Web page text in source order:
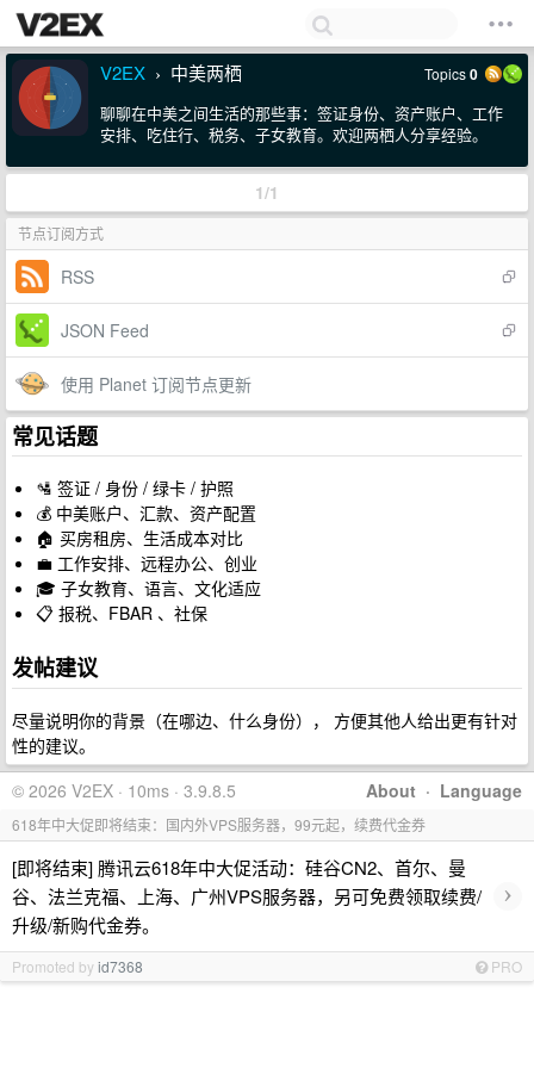
V2EX › 中美两栖 Topics0
聊聊在中美之间生活的那些事：签证身份、资产账户、工作
安排、吃住行、税务、子女教育。欢迎两栖人分享经验。
1/1
节点订阅方式
RSS
JSON Feed
使用 Planet 订阅节点更新
常见话题
🛂 签证 / 身份 / 绿卡 / 护照
💰 中美账户、汇款、资产配置
🏠 买房租房、生活成本对比
💼 工作安排、远程办公、创业
🎓 子女教育、语言、文化适应
📋 报税、FBAR 、社保
发帖建议
尽量说明你的背景（在哪边、什么身份）， 方便其他人给出更有针对
性的建议。
About · Language
© 2026 V2EX · 10ms · 3.9.8.5
618年中大促即将结束：国内外VPS服务器，99元起，续费代金券
[即将结束] 腾讯云618年中大促活动：硅谷CN2、首尔、曼
谷、法兰克福、上海、广州VPS服务器，另可免费领取续费/
升级/新购代金券。
›
Promoted byid7368 PRO